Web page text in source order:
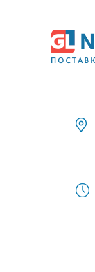
основному
содержанию